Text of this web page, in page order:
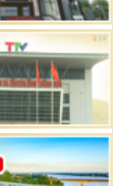
- 2026
nhân dân